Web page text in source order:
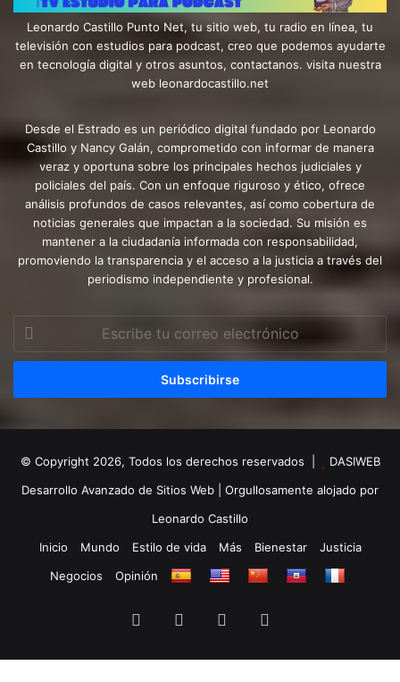
Leonardo Castillo Punto Net, tu sitio web, tu radio en línea, tu
televisión con estudios para podcast, creo que podemos ayudarte
en tecnología digital y otros asuntos, contactanos. visita nuestra
web leonardocastillo.net
Desde el Estrado es un periódico digital fundado por Leonardo
Castillo y Nancy Galán, comprometido con informar de manera
veraz y oportuna sobre los principales hechos judiciales y
policiales del país. Con un enfoque riguroso y ético, ofrece
análisis profundos de casos relevantes, así como cobertura de
noticias generales que impactan a la sociedad. Su misión es
mantener a la ciudadanía informada con responsabilidad,
promoviendo la transparencia y el acceso a la justicia a través del
periodismo independiente y profesional.
correo
© Copyright 2026, Todos los derechos reservados |
DASIWEB
Desarrollo Avanzado de Sitios Web | Orgullosamente alojado por
Leonardo Castillo
Inicio
Mundo Estilo de vida Más Bienestar
Justicia
Negocios
Opinión
Facebook YouTube